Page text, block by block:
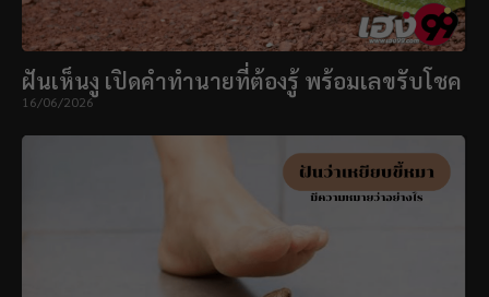
ฝันเห็นงู เปิดคำทำนายที่ต้องรู้ พร้อมเลขรับโชค
16/06/2026